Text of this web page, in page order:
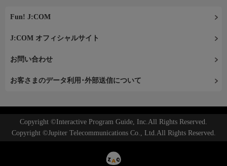
Fun! J:COM
J:COM オフィシャルサイト
お問い合わせ
お客さまのデータ利用･外部送信について
Copyright ©Interactive Program Guide, Inc.All Rights Reserved.
Copyright ©Jupiter Telecommunications Co., Ltd.All Rights Reserved.